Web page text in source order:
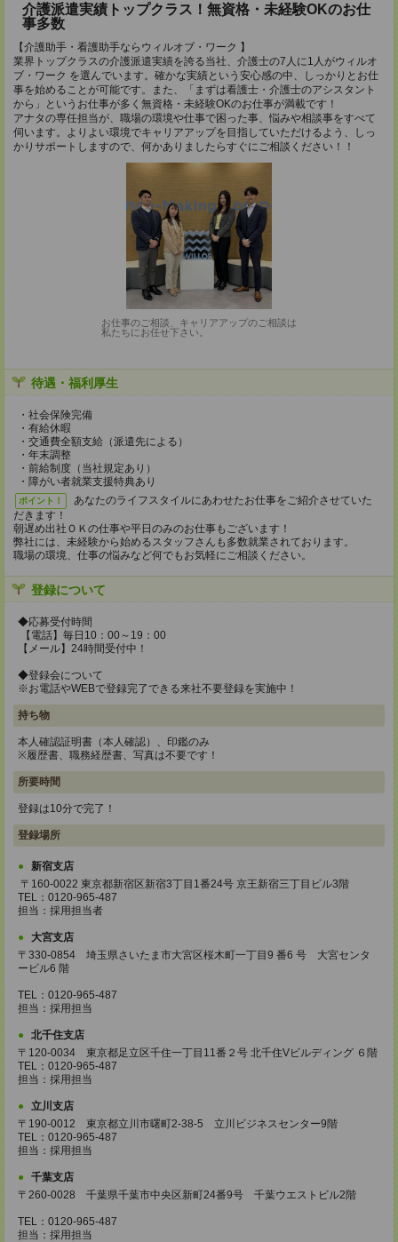
介護派遣実績トップクラス！無資格・未経験OKのお仕
事多数
【介護助手・看護助手ならウィルオブ・ワーク 】
業界トップクラスの介護派遣実績を誇る当社、介護士の7人に1人がウィルオ
ブ・ワーク を選んでいます。確かな実績という安心感の中、しっかりとお仕
事を始めることが可能です。また、「まずは看護士・介護士のアシスタント
から」というお仕事が多く無資格・未経験OKのお仕事が満載です！
アナタの専任担当が、職場の環境や仕事で困った事、悩みや相談事をすべて
伺います。よりよい環境でキャリアアップを目指していただけるよう、しっ
かりサポートしますので、何かありましたらすぐにご相談ください！！
お仕事のご相談、キャリアアップのご相談は
私たちにお任せ下さい。
待遇・福利厚生
・社会保険完備
・有給休暇
・交通費全額支給（派遣先による）
・年末調整
・前給制度（当社規定あり）
・障がい者就業支援特典あり
ポイント！
あなたのライフスタイルにあわせたお仕事をご紹介させていた
だきます！
朝遅め出社ＯＫの仕事や平日のみのお仕事もございます！
弊社には、未経験から始めるスタッフさんも多数就業されております。
職場の環境、仕事の悩みなど何でもお気軽にご相談ください。
登録について
◆応募受付時間
【電話】毎日10：00～19：00
【メール】24時間受付中！
◆登録会について
※お電話やWEBで登録完了できる来社不要登録を実施中！
持ち物
本人確認証明書（本人確認）、印鑑のみ
※履歴書、職務経歴書、写真は不要です！
所要時間
登録は10分で完了！
登録場所
新宿支店
〒160-0022 東京都新宿区新宿3丁目1番24号 京王新宿三丁目ビル3階
TEL：0120-965-487
担当：採用担当者
大宮支店
〒330-0854 埼玉県さいたま市大宮区桜木町一丁目9 番6 号 大宮センタ
ービル6 階
TEL：0120-965-487
担当：採用担当
北千住支店
〒120-0034 東京都足立区千住一丁目11番２号 北千住Vビルディング ６階
TEL：0120-965-487
担当：採用担当
立川支店
〒190-0012 東京都立川市曙町2-38-5 立川ビジネスセンター9階
TEL：0120-965-487
担当：採用担当
千葉支店
〒260-0028 千葉県千葉市中央区新町24番9号 千葉ウエストビル2階
TEL：0120-965-487
担当：採用担当